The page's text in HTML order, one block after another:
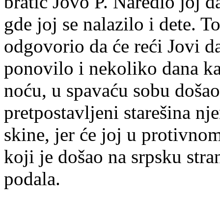
gde joj se nalazilo i dete.
odgovorio da će reći Jovi
ponovilo i nekoliko dana
noću, u spavaću sobu
pretpostavljeni starešina
skine, jer će joj u
koji je došao na srpsku
podala.